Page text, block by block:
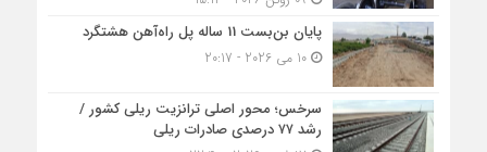
پایان بن‌بست 11 ساله پل راه‌آهن هشتگرد
10 می 2026 - 20:17
سرخس؛ محور اصلی ترانزیت ریلی کشور /
رشد ۷۷ درصدی صادرات ریلی